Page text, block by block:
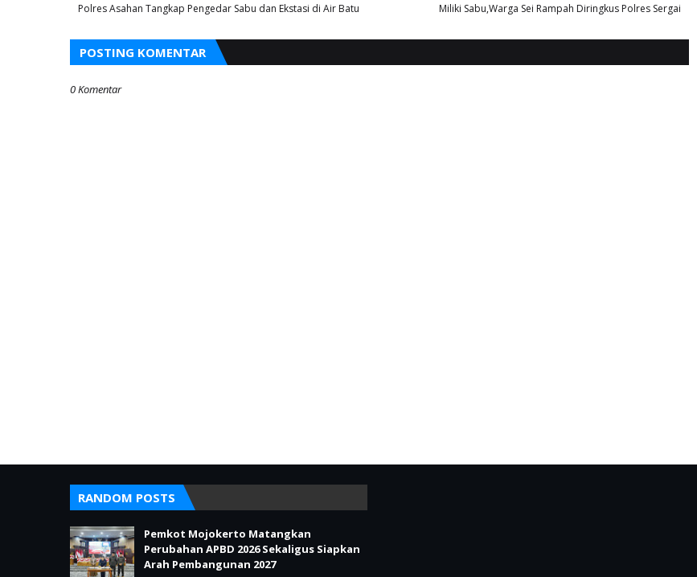
Miliki Sabu,Warga Sei Rampah Diringkus Polres Sergai
Polres Asahan Tangkap Pengedar Sabu dan Ekstasi di Air Batu
POSTING KOMENTAR
0 Komentar
RANDOM POSTS
Pemkot Mojokerto Matangkan
Perubahan APBD 2026 Sekaligus Siapkan
Arah Pembangunan 2027